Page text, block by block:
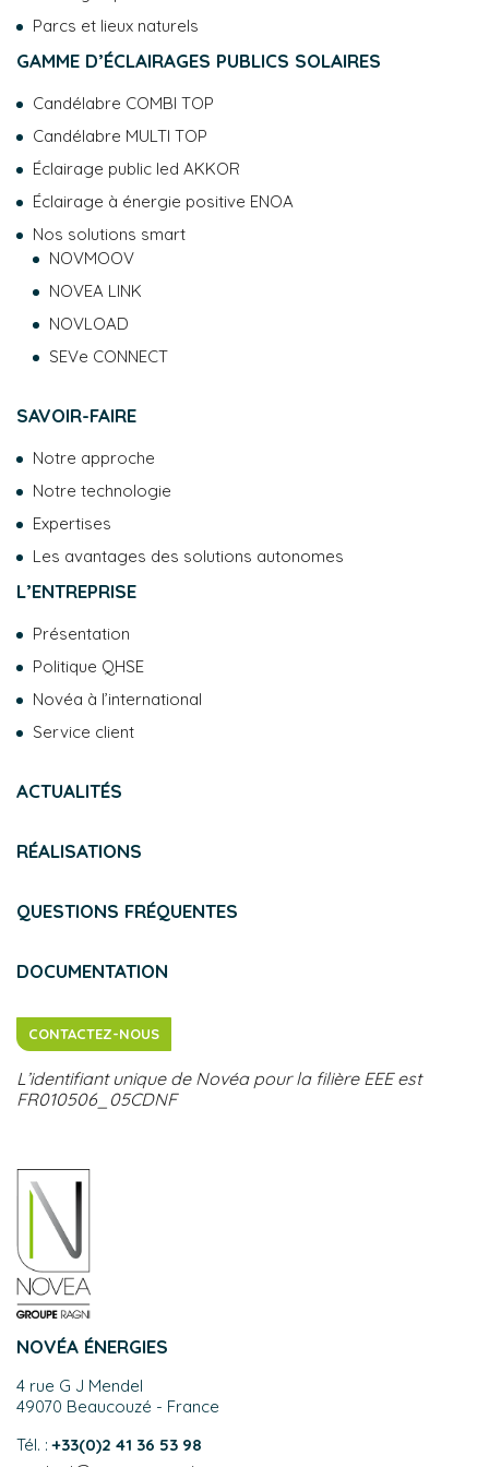
NOVÉA ÉNERGIES
4 rue G J Mendel
49070 Beaucouzé - France
Tél. :+33(0)2 41 36 53 98
Parcs et lieux naturels
GAMME D’ÉCLAIRAGES PUBLICS SOLAIRES
Candélabre COMBI TOP
Candélabre MULTI TOP
Éclairage public led AKKOR
Éclairage à énergie positive ENOA
Nos solutions smart
NOVMOOV
NOVEA LINK
NOVLOAD
SEVe CONNECT
SAVOIR-FAIRE
Notre approche
Notre technologie
Expertises
Les avantages des solutions autonomes
L’ENTREPRISE
Présentation
Politique QHSE
Novéa à l’international
Service client
ACTUALITÉS
RÉALISATIONS
QUESTIONS FRÉQUENTES
DOCUMENTATION
CONTACTEZ-NOUS
L’identifiant unique de Novéa pour la filière EEE est
FR010506_05CDNF